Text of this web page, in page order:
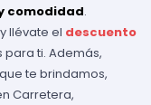
comodidad.
llévate el descuento
ti. Además,
que te brindamos,
Carretera,